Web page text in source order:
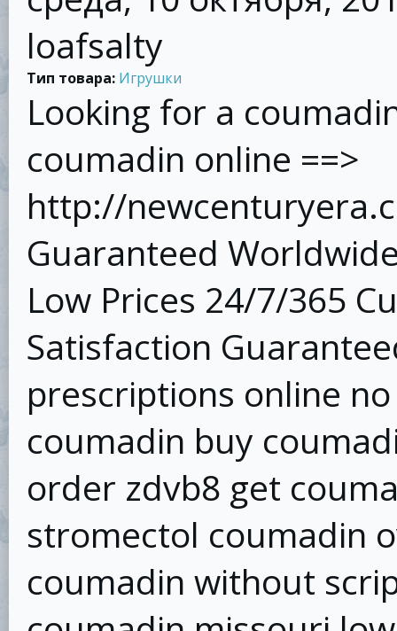
loafsalty
Тип товара: Игрушки
Looking for a
coumadin online ==>
http://
Guaranteed
Low Prices 24/7/365
Satisfaction
prescriptions online
coumadin buy
order zdvb8 get
stromectol coumadin
coumadin without